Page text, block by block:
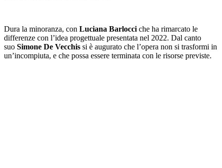
Dura la minoranza, con Luciana Barlocci che ha rimarcato le
differenze con l’idea progettuale presentata nel 2022. Dal canto
suo Simone De Vecchis si è augurato che l’opera non si trasformi in
un’incompiuta, e che possa essere terminata con le risorse previste.